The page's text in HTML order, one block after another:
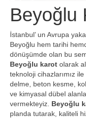
Beyoğlu
İstanbul’ un Avrupa
Beyoğlu hem tarihi
dönüşümde olan bu
Beyoğlu karot olarak
teknoloji cihazlarımız
delme, beton kesme,
ve kimyasal dübel
vermekteyiz. Beyoğlu
planda tutarak, kaliteli